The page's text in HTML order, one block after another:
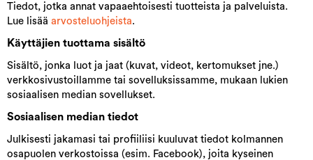
Tiedot, jotka annat vapaaehtoisesti tuotteista ja palveluista.
Lue lisää arvosteluohjeista.
Käyttäjien tuottama sisältö
Sisältö, jonka luot ja jaat (kuvat, videot, kertomukset jne.)
verkkosivustoillamme tai sovelluksissamme, mukaan lukien
sosiaalisen median sovellukset.
Sosiaalisen median tiedot
Julkisesti jakamasi tai profiiliisi kuuluvat tiedot kolmannen
osapuolen verkostoissa (esim. Facebook), joita kyseinen